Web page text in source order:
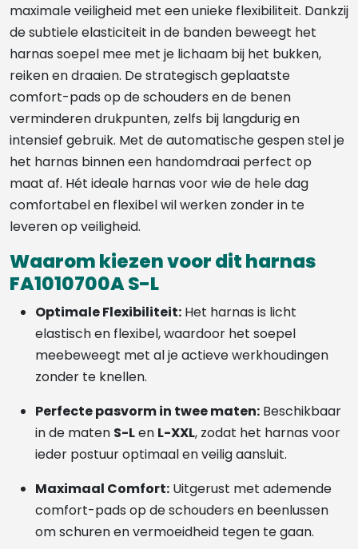
maximale veiligheid met een unieke flexibiliteit. Dankzij
de subtiele elasticiteit in de banden beweegt het
harnas soepel mee met je lichaam bij het bukken,
reiken en draaien. De strategisch geplaatste
comfort-pads op de schouders en de benen
verminderen drukpunten, zelfs bij langdurig en
intensief gebruik. Met de automatische gespen stel je
het harnas binnen een handomdraai perfect op
maat af. Hét ideale harnas voor wie de hele dag
comfortabel en flexibel wil werken zonder in te
leveren op veiligheid.
Waarom kiezen voor dit harnas
FA1010700A S-L
Optimale Flexibiliteit: Het harnas is licht
elastisch en flexibel, waardoor het soepel
meebeweegt met al je actieve werkhoudingen
zonder te knellen.
Perfecte pasvorm in twee maten: Beschikbaar
in de maten S-Len L-XXL, zodat het harnas voor
ieder postuur optimaal en veilig aansluit.
Maximaal Comfort: Uitgerust met ademende
comfort-pads op de schouders en beenlussen
om schuren en vermoeidheid tegen te gaan.